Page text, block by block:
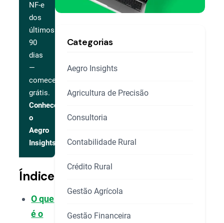
NF-e
dos
últimos
90
dias
—
comece
grátis.
Conhecer
o
Aegro
Insights
Índice
O que
é o
Categorias
Aegro Insights
Agricultura de Precisão
Consultoria
Contabilidade Rural
Crédito Rural
Gestão Agrícola
Gestão Financeira